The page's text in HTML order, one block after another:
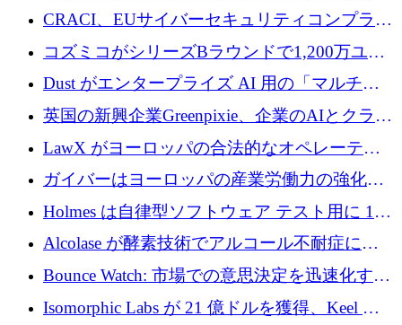
ローズで4億ドルを確保
CRACI、EUサイバーセキュリティコンプライ
アンスプラットフォームのために140万ユーロ
コズミコがシリーズBラウンドで1,200万ユー
ロを調達
Dust がエンタープライズ AI 用の「マルチプ
レイヤー」オペレーティング システムを構築
するシリーズ B で 4,000 万ドルを調達
英国の新興企業Greenpixie、企業のAIとクラウ
ドのエネルギー無駄を削減するために470万ポ
ンドを調達
LawX がヨーロッパの合法的なオペレーティ
ング システムを構築するために 750 万ユーロ
を調達
ガイバーはヨーロッパの産業労働力の強化に
貢献するために 140 万ユーロを獲得
Holmes は自律型ソフトウェア テスト用に 110
万ユーロのプレシードを提供して開始
Alcolase が酵素技術でアルコール不耐症に取
り組むために 150 万ユーロを調達
Bounce Watch: 市場での意思決定を迅速化する
ためのインテリジェンス層を構築する
Isomorphic Labs が 21 億ドルを獲得、Keel の